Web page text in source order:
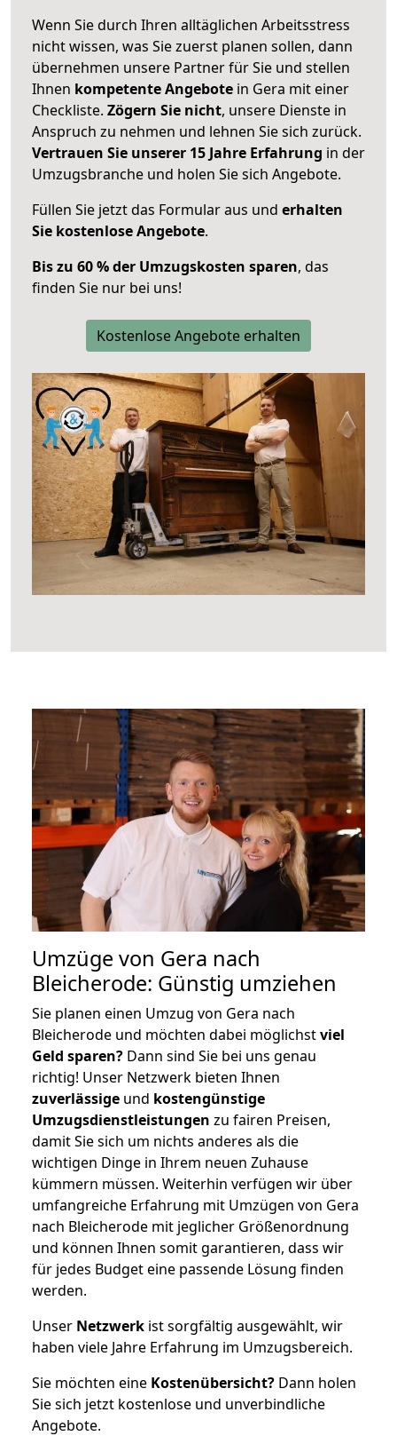
Wenn Sie durch Ihren alltäglichen Arbeitsstress
nicht wissen, was Sie zuerst planen sollen, dann
übernehmen unsere Partner für Sie und stellen
Ihnen kompetente Angebote in Gera mit einer
Checkliste. Zögern Sie nicht, unsere Dienste in
Anspruch zu nehmen und lehnen Sie sich zurück.
Vertrauen Sie unserer 15 Jahre Erfahrung in der
Umzugsbranche und holen Sie sich Angebote.
Füllen Sie jetzt das Formular aus und erhalten
Sie kostenlose Angebote.
Bis zu 60 % der Umzugskosten sparen, das
finden Sie nur bei uns!
Kostenlose Angebote erhalten
Umzüge von Gera nach
Bleicherode: Günstig umziehen
Sie planen einen Umzug von Gera nach
Bleicherode und möchten dabei möglichstviel
Geld sparen? Dann sind Sie bei uns genau
richtig! Unser Netzwerk bieten Ihnen
zuverlässige und kostengünstige
Umzugsdienstleistungen zu fairen Preisen,
damit Sie sich um nichts anderes als die
wichtigen Dinge in Ihrem neuen Zuhause
kümmern müssen. Weiterhin verfügen wir über
umfangreiche Erfahrung mit Umzügen von Gera
nach Bleicherode mit jeglicher Größenordnung
und können Ihnen somit garantieren, dass wir
für jedes Budget eine passende Lösung finden
werden.
Unser Netzwerk ist sorgfältig ausgewählt, wir
haben viele Jahre Erfahrung im Umzugsbereich.
Sie möchten eine Kostenübersicht? Dann holen
Sie sich jetzt kostenlose und unverbindliche
Angebote.